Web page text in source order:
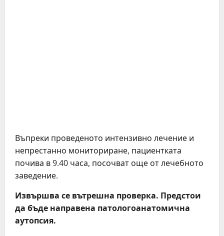
Въпреки проведеното интензивно лечение и
непрестанно мониториране, пациентката
почива в 9.40 часа, посочват още от лечебното
заведение.
Извършва се вътрешна проверка. Предстои
да бъде направена патологоанатомична
аутопсия.